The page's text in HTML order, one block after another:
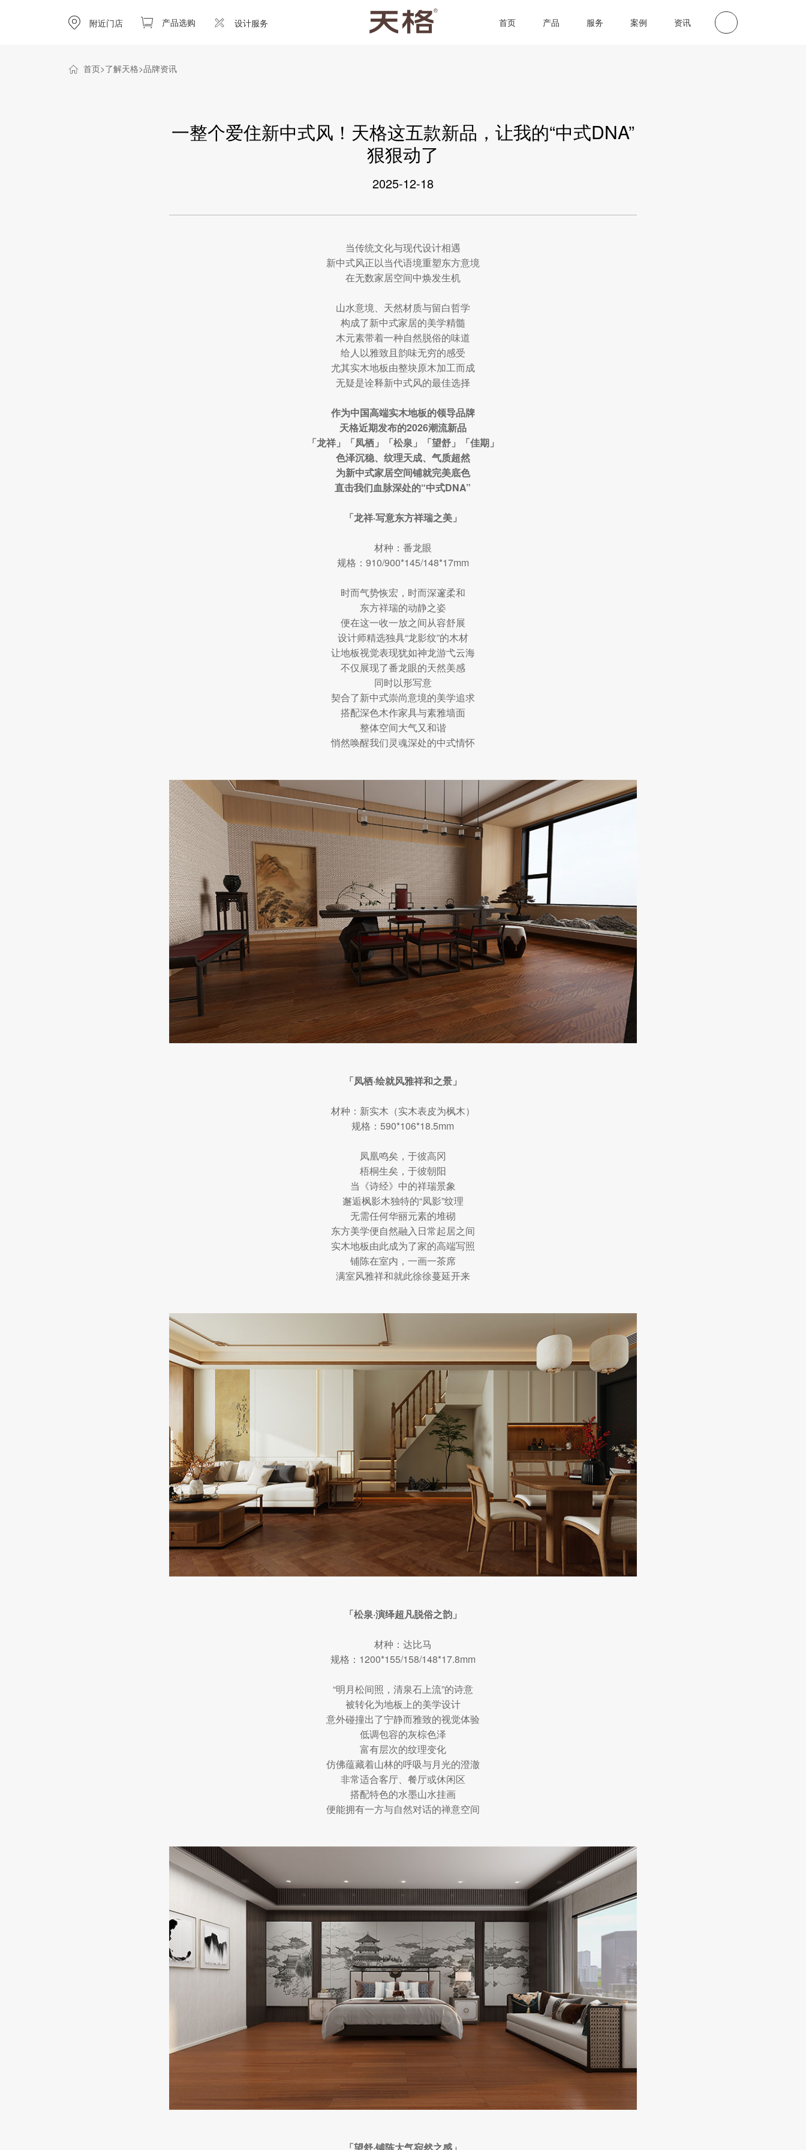
附近门店 产品选购 设计服务 首页 产品 服务 案例 资讯
首页 了解天格 品牌资讯
一整个爱住新中式风！天格这五款新品，让我的“中式DNA”
狠狠动了
2025-12-18
当传统文化与现代设计相遇
新中式风正以当代语境重塑东方意境
在无数家居空间中焕发生机
山水意境、天然材质与留白哲学
构成了新中式家居的美学精髓
木元素带着一种自然脱俗的味道
给人以雅致且韵味无穷的感受
尤其实木地板由整块原木加工而成
无疑是诠释新中式风的最佳选择
作为中国高端实木地板的领导品牌
天格近期发布的2026潮流新品
「龙祥」「凤栖」「松泉」「望舒」「佳期」
色泽沉稳、纹理天成、气质超然
为新中式家居空间铺就完美底色
直击我们血脉深处的“中式DNA”
「龙祥·写意东方祥瑞之美」
材种：番龙眼
规格：910/900*145/148*17mm
时而气势恢宏，时而深邃柔和
东方祥瑞的动静之姿
便在这一收一放之间从容舒展
设计师精选独具“龙影纹”的木材
让地板视觉表现犹如神龙游弋云海
不仅展现了番龙眼的天然美感
同时以形写意
契合了新中式崇尚意境的美学追求
搭配深色木作家具与素雅墙面
整体空间大气又和谐
悄然唤醒我们灵魂深处的中式情怀
「凤栖·绘就风雅祥和之景」
材种：新实木（实木表皮为枫木）
规格：590*106*18.5mm
凤凰鸣矣，于彼高冈
梧桐生矣，于彼朝阳
当《诗经》中的祥瑞景象
邂逅枫影木独特的“凤影”纹理
无需任何华丽元素的堆砌
东方美学便自然融入日常起居之间
实木地板由此成为了家的高端写照
铺陈在室内，一画一茶席
满室风雅祥和就此徐徐蔓延开来
「松泉·演绎超凡脱俗之韵」
材种：达比马
规格：1200*155/158/148*17.8mm
“明月松间照，清泉石上流”的诗意
被转化为地板上的美学设计
意外碰撞出了宁静而雅致的视觉体验
低调包容的灰棕色泽
富有层次的纹理变化
仿佛蕴藏着山林的呼吸与月光的澄澈
非常适合客厅、餐厅或休闲区
搭配特色的水墨山水挂画
便能拥有一方与自然对话的禅意空间